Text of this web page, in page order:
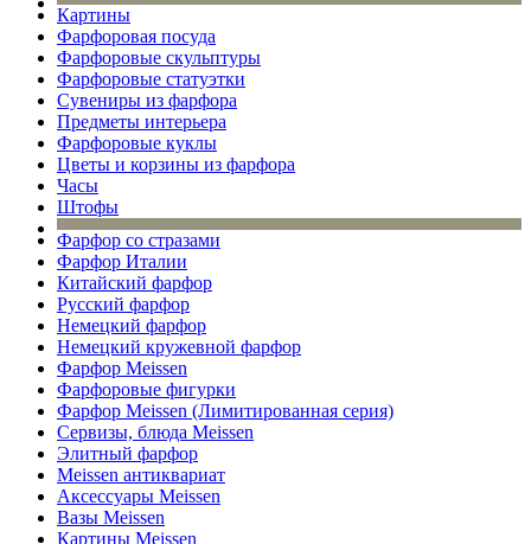
Картины
Фарфоровая посуда
Фарфоровые скульптуры
Фарфоровые статуэтки
Сувениры из фарфора
Предметы интерьера
Фарфоровые куклы
Цветы и корзины из фарфора
Часы
Штофы
Фарфор со стразами
Фарфор Италии
Китайский фарфор
Русский фарфор
Немецкий фарфор
Немецкий кружевной фарфор
Фарфор Meissen
Фарфоровые фигурки
Фарфор Meissen (Лимитированная серия)
Сервизы, блюда Meissen
Элитный фарфор
Meissen антиквариат
Аксессуары Meissen
Вазы Meissen
Картины Meissen